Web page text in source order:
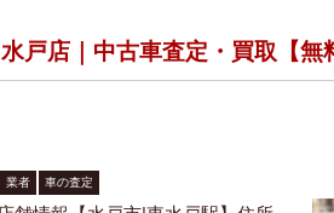
戸店｜中古車査定・買取【無
業者 車の査定